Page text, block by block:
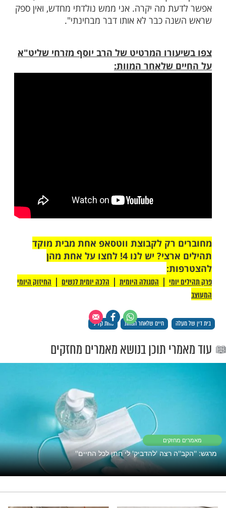
עלה מן הטלית, שאותה הריח כשעיניו
פקח את עיניו, ולפתע ראה את הרב עומד
אמונה וביטחון ואמר: "בן אדם, לפני שנפטר
ועולה לשמיים, 30 יום לפני כבר יודעים ואין מה לעשות.
של הרב אברג'ל עוד הדהדו בראשו של
הבין כי חייו ניתנו לו במתנה וסיפר לאשתו על
את דבריו ואמר כי "התובנות שלי מהאירוע
לחיות את הרגע וליהנות מהמשפחה, כי אי
מה יקרה. אני ממש נולדתי מחדש, ואין ספק
כבר לא אותו דבר מבחינתי".
המרטיט של הרב יוסף מזרחי שליט"א
שלאחר המוות: